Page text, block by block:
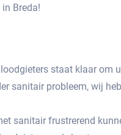
Breda!​
staat klaar om
sanitair probleem, wij
sanitair frustrerend